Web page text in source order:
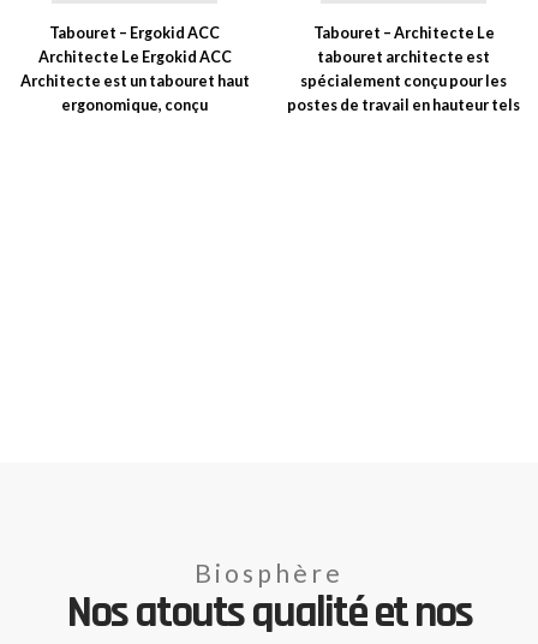
Tabouret – Ergokid ACC
Architecte Le Ergokid ACC
Architecte est un tabouret haut
ergonomique, conçu
Tabouret – Architecte Le
tabouret architecte est
spécialement conçu pour les
postes de travail en hauteur tels
Biosphère
Nos atouts qualité et nos